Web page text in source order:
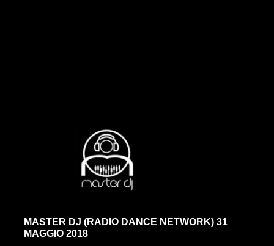
MASTER DJ (RADIO DANCE NETWORK) 31
MAGGIO 2018